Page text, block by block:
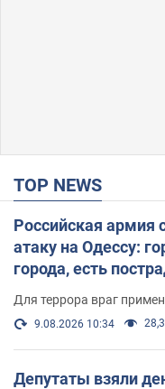
TOP NEWS
Российская армия
атаку на Одессу:
города, есть
Для террора враг
9.08.2026 10:34
Депутаты взяли